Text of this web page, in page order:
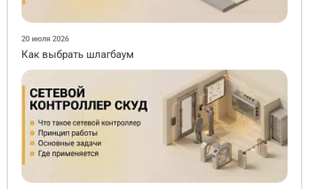
20 июля 2026
Как выбрать шлагбаум